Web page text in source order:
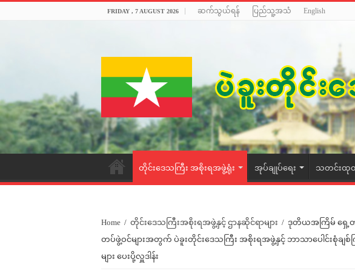
FRIDAY , 7 AUGUST 2026 ဆက်သွယ်ရန် ပြည်သူ့အသံ English
တိုင်းဒေသကြီး အစိုးရအဖွဲ့ရုံး အုပ်ချုပ်ရေး သတင်းထုတ်
Home / တိုင်းဒေသကြီးအစိုးရအဖွဲ့နှင့် ဌာနဆိုင်ရာများ / ဒုတိယအကြိမ် ရှေ့တန်
တပ်ဖွဲ့ဝင်များအတွက် ပဲခူးတိုင်းဒေသကြီး အစိုးရအဖွဲ့နှင့် ဘာသာပေါင်းစုံ
များ ပေးပို့လှူဒါန်း